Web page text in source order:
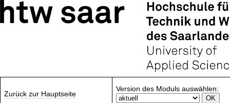
Zurück zur Hauptseite
Version des Moduls auswählen: